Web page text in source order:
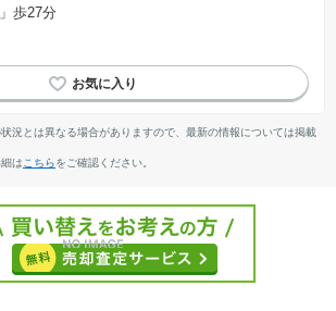
歩27分
況とは異なる場合がありますので、最新の情報については掲載
は こちらをご確認ください。